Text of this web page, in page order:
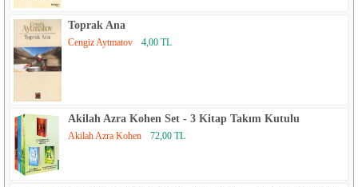
Toprak Ana
Cengiz Aytmatov 4,00 TL
Akilah Azra Kohen Set - 3 Kitap Takım Kutulu
Akilah Azra Kohen 72,00 TL